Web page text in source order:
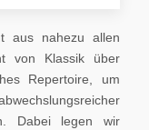
aus nahezu allen
von Klassik über
Repertoire, um
Dabei legen wir